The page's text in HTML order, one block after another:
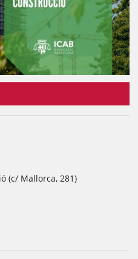
(c/ Mallorca, 281)